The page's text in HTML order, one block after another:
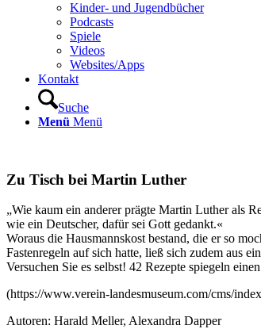
Kinder- und Jugendbücher
Podcasts
Spiele
Videos
Websites/Apps
Kontakt
Suche
Menü Menü
Zu Tisch bei Martin Luther
„Wie kaum ein anderer prägte Martin Luther als
wie ein Deutscher, dafür sei Gott gedankt.«
Woraus die Hausmannskost bestand, die er so
Fastenregeln auf sich hatte, ließ sich zudem aus
Versuchen Sie es selbst! 42 Rezepte spiegeln
(https://www.verein-landesmuseum.com/cms/
Autoren: Harald Meller, Alexandra Dapper